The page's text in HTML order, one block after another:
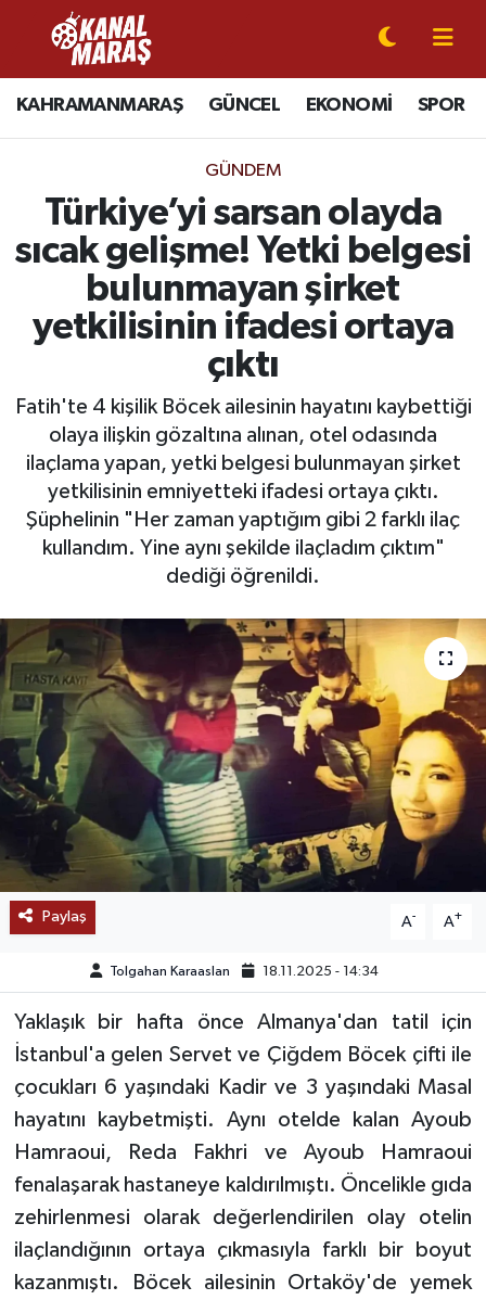
KAHRAMANMARAŞ GÜNCEL EKONOMİ SPOR
GÜNDEM
Türkiye’yi sarsan olayda
sıcak gelişme! Yetki belgesi
bulunmayan şirket
yetkilisinin ifadesi ortaya
çıktı
Fatih'te 4 kişilik Böcek ailesinin hayatını kaybettiği
olaya ilişkin gözaltına alınan, otel odasında
ilaçlama yapan, yetki belgesi bulunmayan şirket
yetkilisinin emniyetteki ifadesi ortaya çıktı.
Şüphelinin "Her zaman yaptığım gibi 2 farklı ilaç
kullandım. Yine aynı şekilde ilaçladım çıktım"
dediği öğrenildi.
Paylaş A- A+
Tolgahan Karaaslan 18.11.2025 - 14:34
Yaklaşık bir hafta önce Almanya'dan tatil için
İstanbul'a gelen Servet ve Çiğdem Böcek çifti ile
çocukları 6 yaşındaki Kadir ve 3 yaşındaki Masal
hayatını kaybetmişti. Aynı otelde kalan Ayoub
Hamraoui, Reda Fakhri ve Ayoub Hamraoui
fenalaşarak hastaneye kaldırılmıştı. Öncelikle gıda
zehirlenmesi olarak değerlendirilen olay otelin
ilaçlandığının ortaya çıkmasıyla farklı bir boyut
kazanmıştı. Böcek ailesinin Ortaköy'de yemek
CANLI YAYIN
KAHRAMANMARAŞ
GÜNCEL
SPOR
SİYASET
GÜNDEM
MAGAZİN
SAĞLIK
BÖLGE
KEŞFET
POPÜLER
DÜNYA
TREND
MEDYA
OTOMOTİV
TEKNOLOJİ
YAŞAM
KÜLTÜR SANAT
Kahramanmaraş Nöbetçi Eczaneler
Kahramanmaraş Hava Durumu
Kahramanmaraş Namaz Vakitleri
Kahramanmaraş Trafik Yoğunluk Haritası
Süper Lig Puan Durumu ve Fikstür
Son Dakika Haberleri
Haber Arşivi